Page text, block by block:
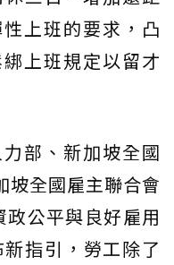
上班的要求，凸
上班規定以留才
部、新加坡全國
坡全國雇主聯合會
政公平與良好雇用
指引，勞工除了